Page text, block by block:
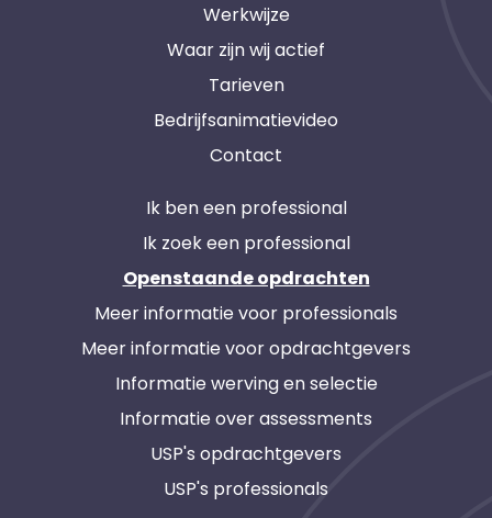
Werkwijze
Waar zijn wij actief
Tarieven
Bedrijfsanimatievideo
Contact
Ik ben een professional
Ik zoek een professional
Openstaande opdrachten
Meer informatie voor professionals
Meer informatie voor opdrachtgevers
Informatie werving en selectie
Informatie over assessments
USP's opdrachtgevers
USP's professionals